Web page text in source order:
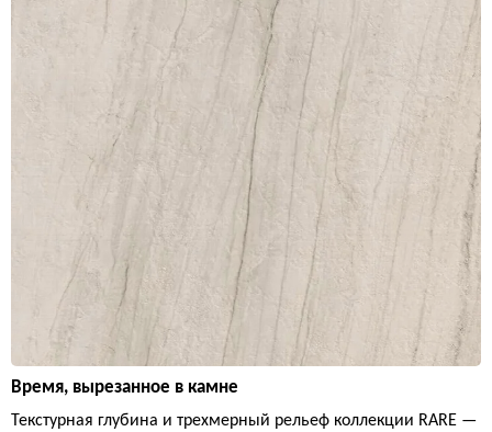
Время, вырезанное в камне
Текстурная глубина и трехмерный рельеф коллекции RARE —